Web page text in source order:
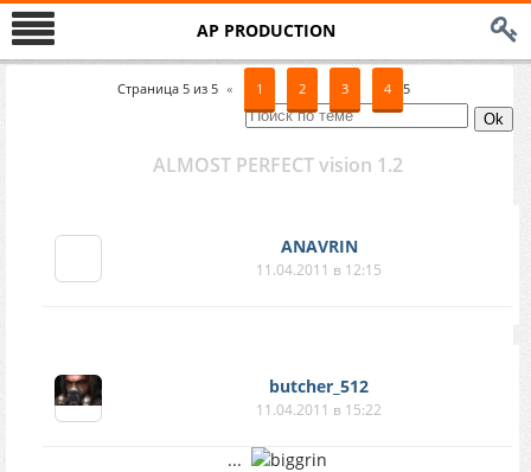
AP PRODUCTION
Страница 5 из 5 « 1 2 3 4 5
ALMOST PERFECT vision 1.2
ANAVRIN
11.04.2011 в 12:15
butcher_512
11.04.2011 в 15:22
...